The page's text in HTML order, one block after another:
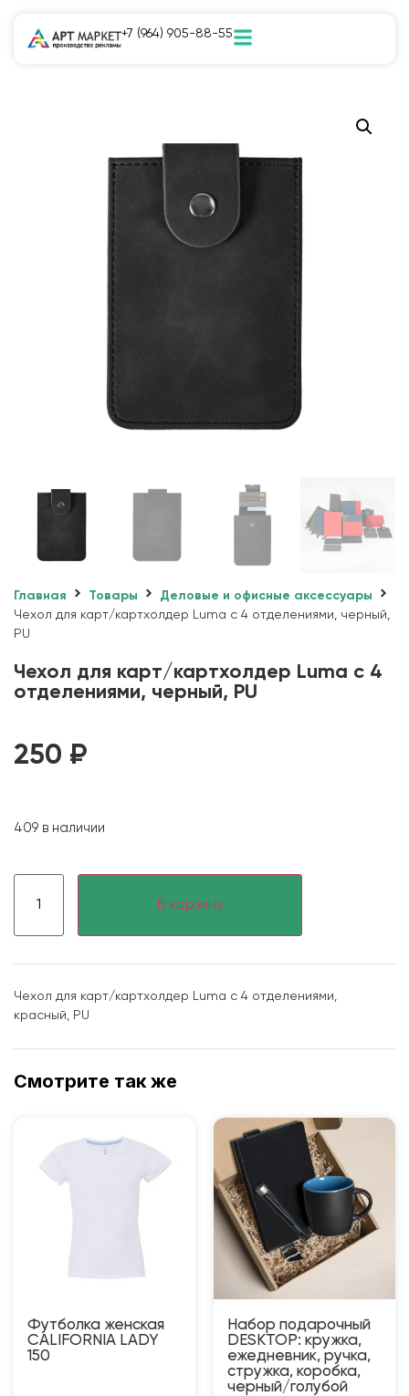
+7 (964) 905-88-55
Главная Товары
Деловые и офисные аксессуары
Чехол для карт/картхолдер Luma с 4 отделениями, черный,
PU
Чехол для карт/картхолдер Luma с 4
отделениями, черный, PU
250 ₽
409 в наличии
В корзину
Чехол для карт/картхолдер Luma с 4 отделениями,
красный, PU
Смотрите так же
Футболка женская
CALIFORNIA LADY
150
Набор подарочный
DESKTOP: кружка,
ежедневник, ручка,
стружка, коробка,
черный/голубой